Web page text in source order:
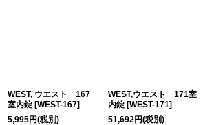
WEST, ウエスト 167
室内錠 [WEST-167]
5,995円(税別)
WEST,ウエスト 171室
内錠 [WEST-171]
51,692円(税別)